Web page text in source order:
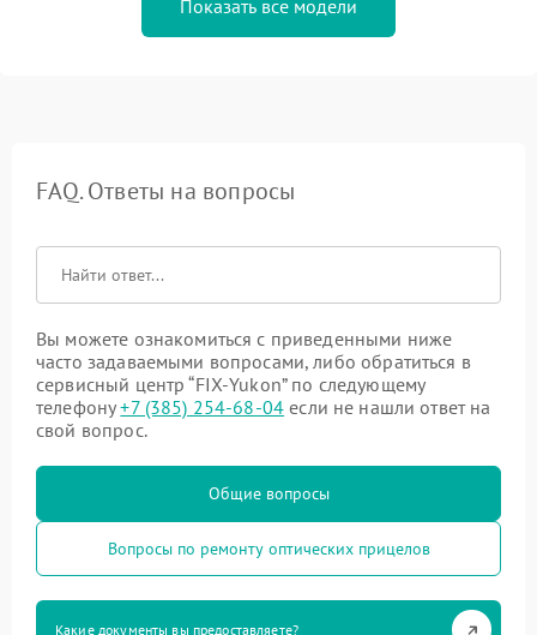
Показать все модели
FAQ. Ответы на вопросы
Вы можете ознакомиться с приведенными ниже
часто задаваемыми вопросами, либо обратиться в
сервисный центр “FIX-Yukon” по следующему
телефону+7 (385) 254-68-04 если не нашли ответ на
свой вопрос.
Общие вопросы
Вопросы по ремонту оптических прицелов
Какие документы вы предоставляете?